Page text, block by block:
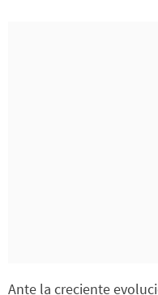
Ante la creciente